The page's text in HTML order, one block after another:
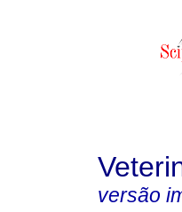
versão